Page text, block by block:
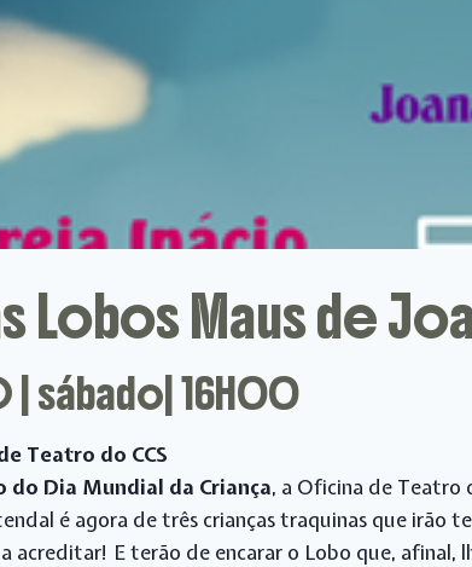
Lobos Maus de
| sábado| 16H00
Teatro do CCS
do Dia Mundial da Criança, a Oficina de Teatro
é agora de três crianças traquinas que irão
acreditar! E terão de encarar o Lobo que,